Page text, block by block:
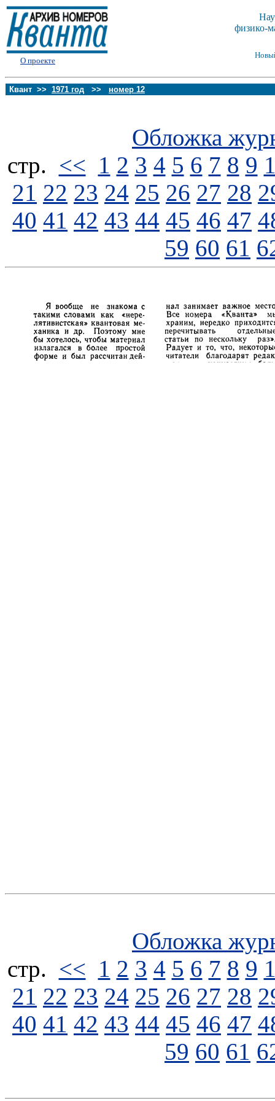
О проекте
физико-
Квант >> 1971 год >> номер 12
Обложка
стp. << 1 2 3 4 5 6 7 8 9
21 22 23 24 25 26 27 28
40 41 42 43 44 45 46 47
59 60 61
Обложка
стp. << 1 2 3 4 5 6 7 8 9
21 22 23 24 25 26 27 28
40 41 42 43 44 45 46 47
59 60 61